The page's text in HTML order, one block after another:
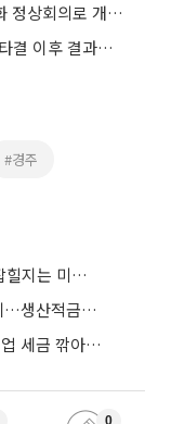
취임 첫날 APEC 현장으로⋯최휘영 "문화 정상회의로 개최될 수 있도록"
코앞으로 다가온 관세협상…이 대통령 "타결 이후 결과로 보여드려야"
#경주
“부동산 세제 큰 틀엔 공감⋯서울 집값 잡힐지는 미지수”
반도체·이차전지 국내 생산하면 세액공제…생산적금융 ISA 신설
태양광ㆍ반도체 전략품목⋯국내 생산 기업 세금 깎아준다
0